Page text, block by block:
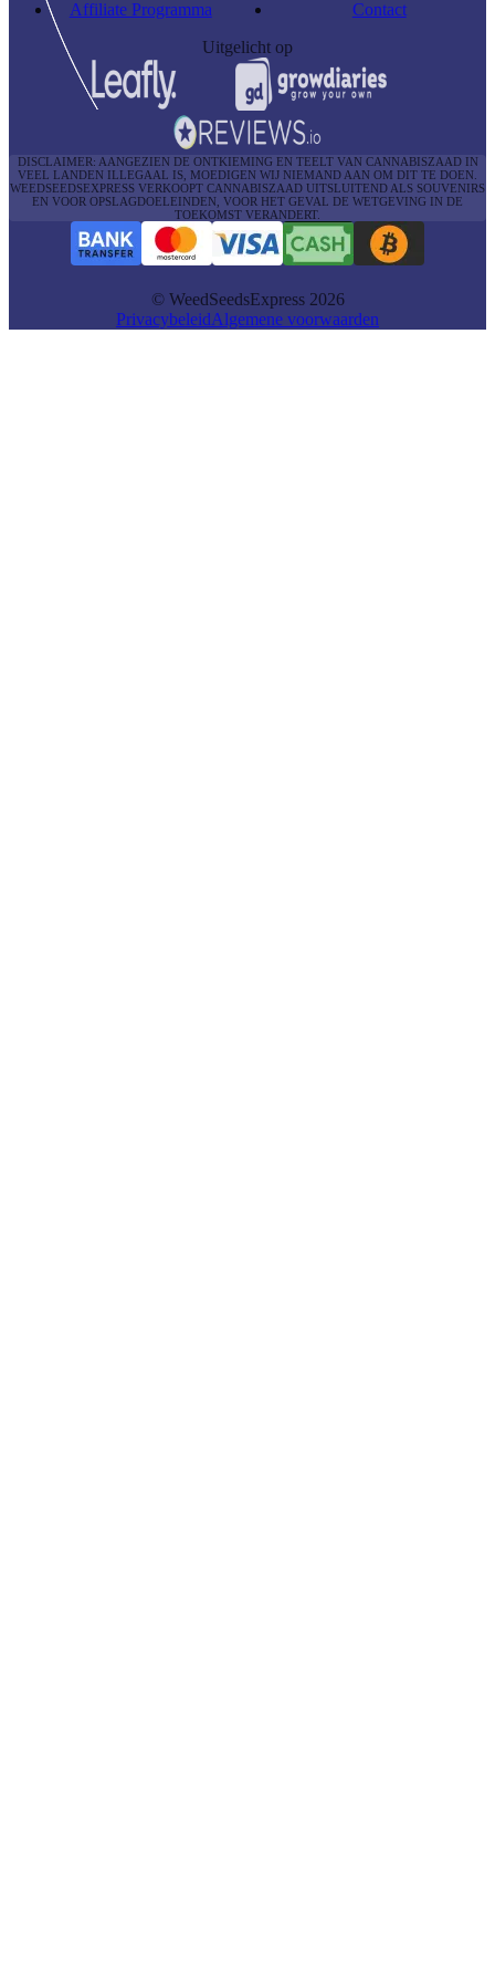
Affiliate Programma
Contact
Uitgelicht op
DISCLAIMER: AANGEZIEN DE ONTKIEMING EN TEELT VAN CANNABISZAAD IN
VEEL LANDEN ILLEGAAL IS, MOEDIGEN WIJ NIEMAND AAN OM DIT TE DOEN.
WEEDSEEDSEXPRESS VERKOOPT CANNABISZAAD UITSLUITEND ALS SOUVENIRS
EN VOOR OPSLAGDOELEINDEN, VOOR HET GEVAL DE WETGEVING IN DE
TOEKOMST VERANDERT.
© WeedSeedsExpress 2026
PrivacybeleidAlgemene voorwaarden